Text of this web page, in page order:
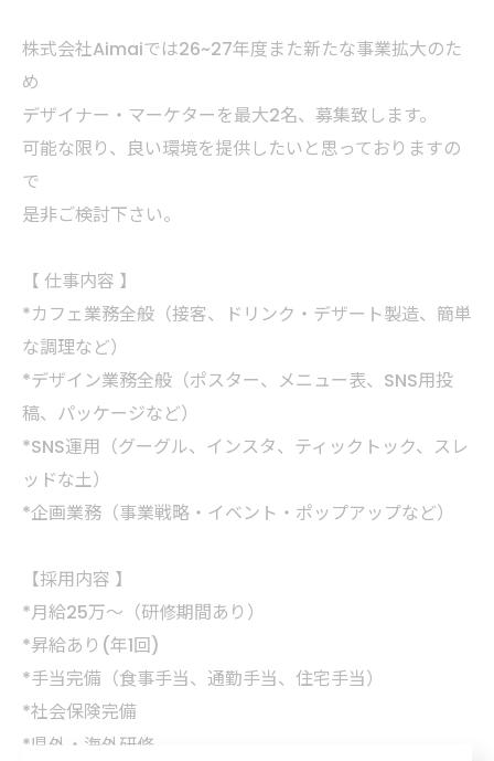
株式会社Aimaiでは26~27年度また新たな事業拡大のた
め
デザイナー・マーケターを最大2名、募集致します。
可能な限り、良い環境を提供したいと思っておりますの
で
是非ご検討下さい。
【 仕事内容 】
*カフェ業務全般（接客、ドリンク・デザート製造、簡単
な調理など）
*デザイン業務全般（ポスター、メニュー表、SNS用投
稿、パッケージなど）
*SNS運用（グーグル、インスタ、ティックトック、スレ
ッドな土）
*企画業務（事業戦略・イベント・ポップアップなど）
【採用内容 】
*月給25万〜（研修期間あり）
*昇給あり(年1回)
*手当完備（食事手当、通勤手当、住宅手当）
*社会保険完備
*県外・海外研修